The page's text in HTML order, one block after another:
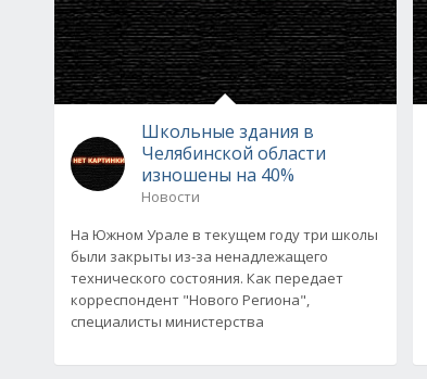
Школьные здания в
Челябинской области
изношены на 40%
Новости
На Южном Урале в текущем году три школы
были закрыты из-за ненадлежащего
технического состояния. Как передает
корреспондент "Нового Региона",
специалисты министерства